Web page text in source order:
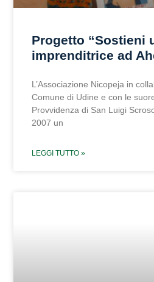
Progetto “Sostieni
imprenditrice ad
L’Associazione Nicopeja in
Comune di Udine e con le
Provvidenza di San Luigi
2007 un
LEGGI TUTTO »